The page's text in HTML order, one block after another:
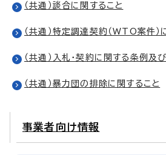
（共通）談合に関すること
（共通）特定調達契約（WTO案件）
（共通）入札・契約に関する条例及
（共通）暴力団の排除に関すること
事業者向け情報